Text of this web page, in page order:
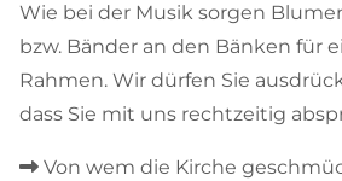
Wie bei der Musik sorgen
bzw. Bänder an den Bänken für
Rahmen. Wir dürfen Sie
dass Sie mit uns rechtzeitig
 Von wem die Kirche